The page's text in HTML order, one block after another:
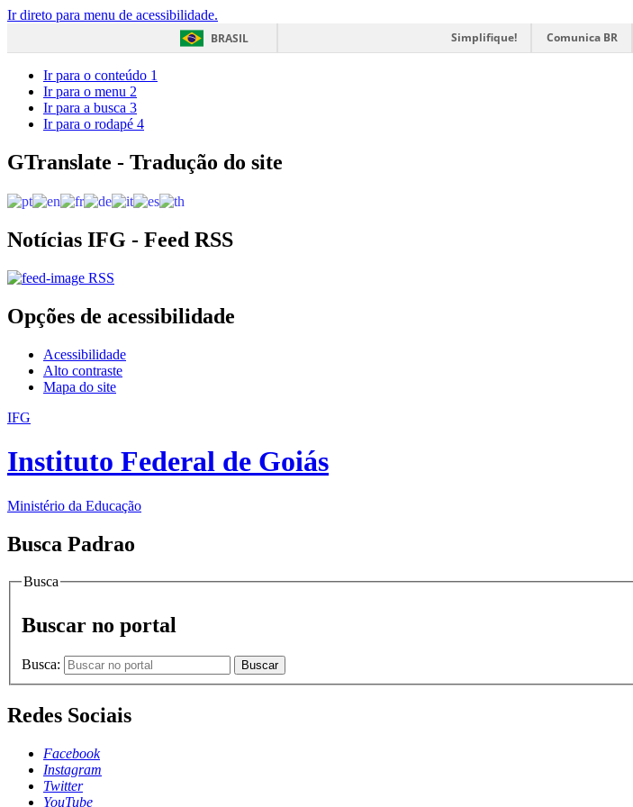
Ir direto para menu de acessibilidade.
BRASIL
Simplifique! Comunica BR
Ir para o conteúdo 1
Ir para o menu 2
Ir para a busca 3
Ir para o rodapé 4
GTranslate - Tradução do site
Notícias IFG - Feed RSS
RSS
Opções de acessibilidade
Acessibilidade
Alto contraste
Mapa do site
IFG
Instituto Federal de Goiás
Ministério da Educação
Busca Padrao
Busca
Buscar no portal
Busca: Buscar
Redes Sociais
Facebook
Instagram
Twitter
YouTube